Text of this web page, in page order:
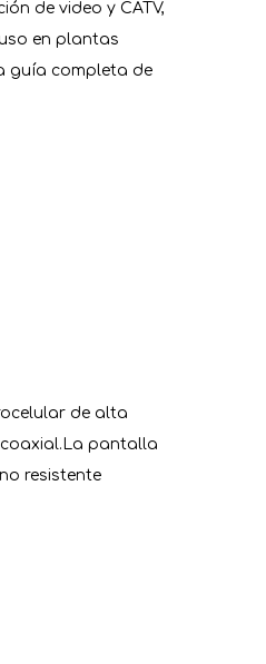
de video y CATV,
en plantas
guía completa de
de alta
pantalla
resistente